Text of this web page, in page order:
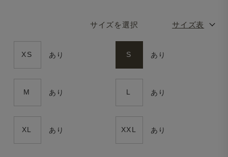
サイズを選択 サイズ表
XS あり S あり
M あり L あり
XL あり XXL あり